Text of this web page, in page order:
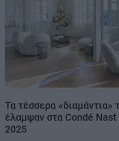
Τα τέσσερα «διαμάντια»
έλαμψαν στα Condé
2025